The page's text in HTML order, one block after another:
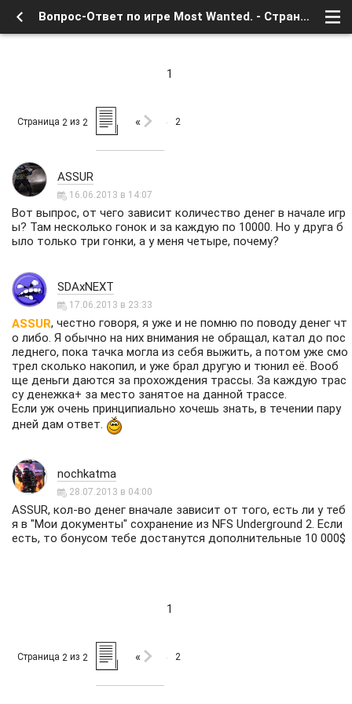
Вопрос-Ответ по игре Most Wanted. - Страница 2 - Форум
Страница 2 из 2 «
1
2
ASSUR
16.06.2013 в 14:07
Вот выпрос, от чего зависит количество денег в начале игр
ы? Там несколько гонок и за каждую по 10000. Но у друга б
ыло только три гонки, а у меня четыре, почему?
SDAxNEXT
17.06.2013 в 23:33
ASSUR, честно говоря, я уже и не помню по поводу денег чт
о либо. Я обычно на них внимания не обращал, катал до пос
леднего, пока тачка могла из себя выжить, а потом уже смо
трел сколько накопил, и уже брал другую и тюнил её. Вооб
ще деньги даются за прохождения трассы. За каждую трас
су денежка+ за место занятое на данной трассе.
Если уж очень принципиально хочешь знать, в течении пару
дней дам ответ.
nochkatma
28.07.2013 в 04:00
ASSUR, кол-во денег вначале зависит от того, есть ли у теб
я в "Мои документы" сохранение из NFS Underground 2. Если
есть, то бонусом тебе достанутся дополнительные 10 000$
Страница 2 из 2 «
1
2